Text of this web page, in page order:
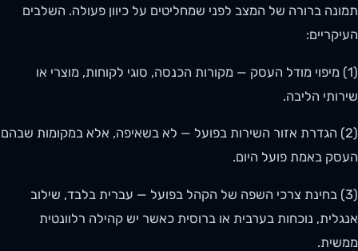
תמונה ברורה של המצב לפני שמחליטים על כיוון פעולה. השלבים
העיקריים:
(1) מיפוי מודל העסק — מקורות הכנסה, סוגי לקוחות, מוצרי או
שירותי הליבה.
(2) הגדרת אזור השירות בפועל — לא בשאיפה, אלא במקומות שבהם
העסק באמת פועל היום.
(3) בחינת צרכי השפה של הקהל בפועל — עברית בלבד, שילוב
אנגלית, נוכחות בערבית או ברוסית כאשר יש קהילה רלוונטית
ממשית.